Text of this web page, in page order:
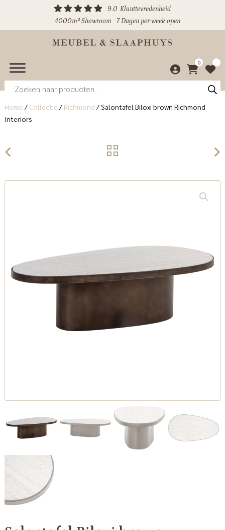
9.0 Klanttevredenheid
4000m² Showroom
7 Dagen per week open
0
Producten
zoeken
Home / Collectie / Richmond /Salontafel Biloxi brown Richmond
Interiors